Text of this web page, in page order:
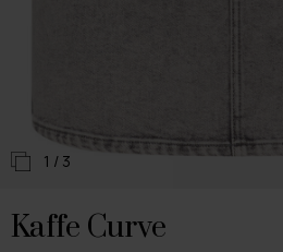
1 / 3
Kaffe Curve